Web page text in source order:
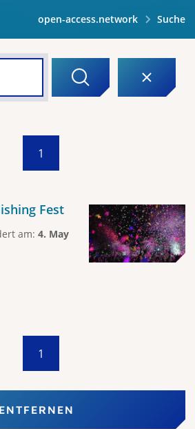
open-access.network Suche
1
Fest
am: 4. May
1